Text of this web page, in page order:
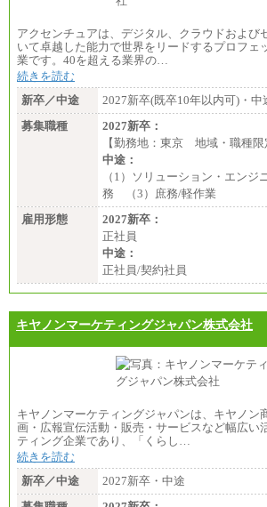
アクセンチュアは、デジタル、クラウドおよび
いて卓越した能力で世界をリードするプロフェ
業です。40を超える業界の…
続きを読む
新卒／中途
2027新卒(既卒10年以内可)・中
募集職種
2027新卒：
【勤務地：東京 地域・職種
中途：
（1）ソリューション・エン
務 （3）庶務/軽作業
雇用形態
2027新卒：
正社員
中途：
正社員/契約社員
キヤノンマーケティングジャパン株式会社
キヤノンマーケティングジャパンは、キヤノン
画・広報宣伝活動・販売・サービスなど幅広い
ティング企業であり、「くらし…
続きを読む
新卒／中途
2027新卒・中途